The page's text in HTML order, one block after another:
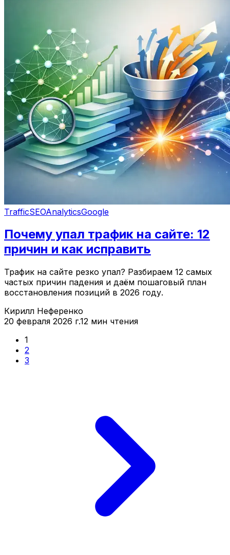
TrafficSEOAnalyticsGoogle
Почему упал трафик на сайте: 12
причин и как исправить
Трафик на сайте резко упал? Разбираем 12 самых
частых причин падения и даём пошаговый план
восстановления позиций в 2026 году.
Кирилл Неференко
20 февраля 2026 г.12 мин чтения
1
2
3